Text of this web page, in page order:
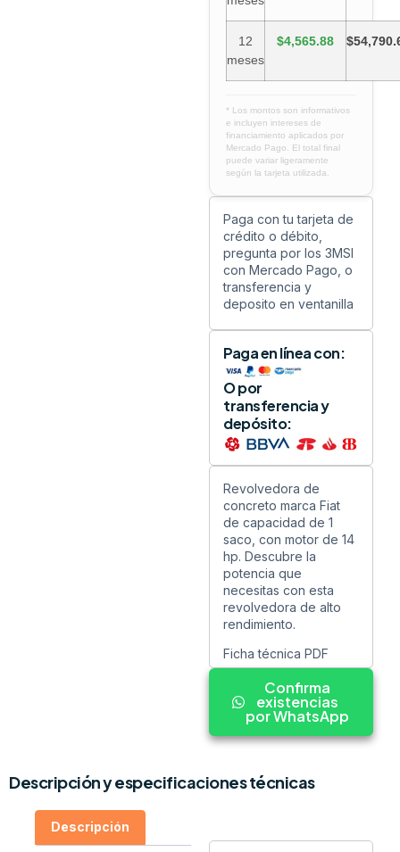
12
meses
$4,565.88
* Los montos son informativos
e incluyen intereses de
financiamiento aplicados por
Mercado Pago. El total final
puede variar ligeramente
según la tarjeta utilizada.
Paga con tu tarjeta de
crédito o débito,
pregunta por los 3MSI
con Mercado Pago, o
transferencia y
deposito en ventanilla
Paga en línea con:
O por
transferencia y
depósito:
Revolvedora de
concreto marca Fiat
de capacidad de 1
saco, con motor de 14
hp. Descubre la
potencia que
necesitas con esta
revolvedora de alto
rendimiento.
Ficha técnica PDF
Confirma
existencias
por WhatsApp
Descripción y especificaciones técnicas
Descripción